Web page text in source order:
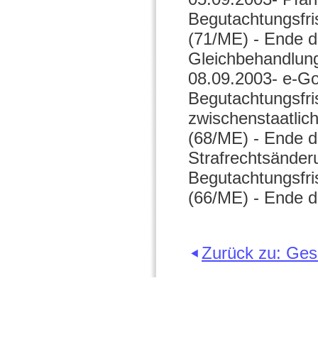
(71/ME) - Ende
08.09.2003- e-
(68/ME) - Ende
(66/ME) - Ende
Zurück zu: